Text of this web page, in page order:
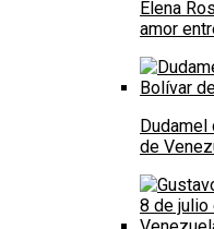
Elena
amor
de